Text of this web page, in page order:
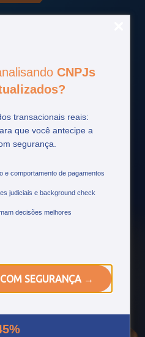
CNPJs
transacionais reais:
que você antecipe a
segurança.
e comportamento de pagamentos
judiciais e background check
decisões melhores
SEGURANÇA →
mais estratégicas.